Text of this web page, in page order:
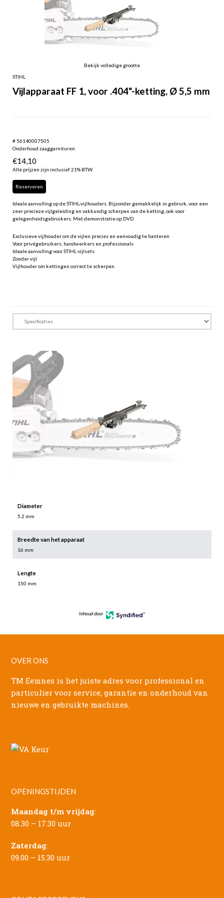
Bekijk volledige grootte
STIHL
Vijlapparaat FF 1, voor .404"-ketting, Ø 5,5 mm
# 56140007505
Onderhoud zaaggarnituren
€14,10
Alle prijzen zijn inclusief 21% BTW.
Reserveren
Ideale aanvulling op de STIHL-vijlhouders. Bijzonder gemakkelijk in gebruik, voor een
zeer precieze vijlgeleiding en vakkundig scherpen van de ketting, ook voor
gelegenheidsgebruikers. Met demonstratie op DVD.
Exclusieve vijlhouder om de vijlen precies en eenvoudig te hanteren
Voor privégebruikers, handwerkers en professionals
Ideale aanvulling voor STIHL vijlsets
Zonder vijl
Vijlhouder om kettingen correct te scherpen
Diameter
5.2 mm
Breedte van het apparaat
16 mm
Lengte
150 mm
Inhoud door
OVER ONS
TM Eemnes is het juiste adres voor professional en
particulier voor service, garantie en onderhoud van
nieuwe en gebruikte machines.
OPENINGSTIJDEN
Maandag t/m vrijdag:
08.30 – 17.30 uur
Zaterdag:
09.00 – 15.30 uur